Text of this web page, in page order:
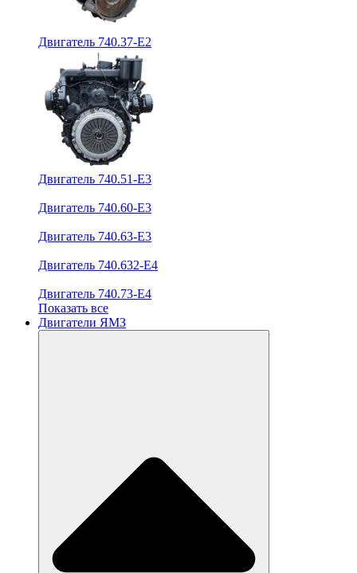
Двигатель 740.37-E2
Двигатель 740.51-E3
Двигатель 740.60-E3
Двигатель 740.63-E3
Двигатель 740.632-E4
Двигатель 740.73-E4
Показать все
Двигатели ЯМЗ